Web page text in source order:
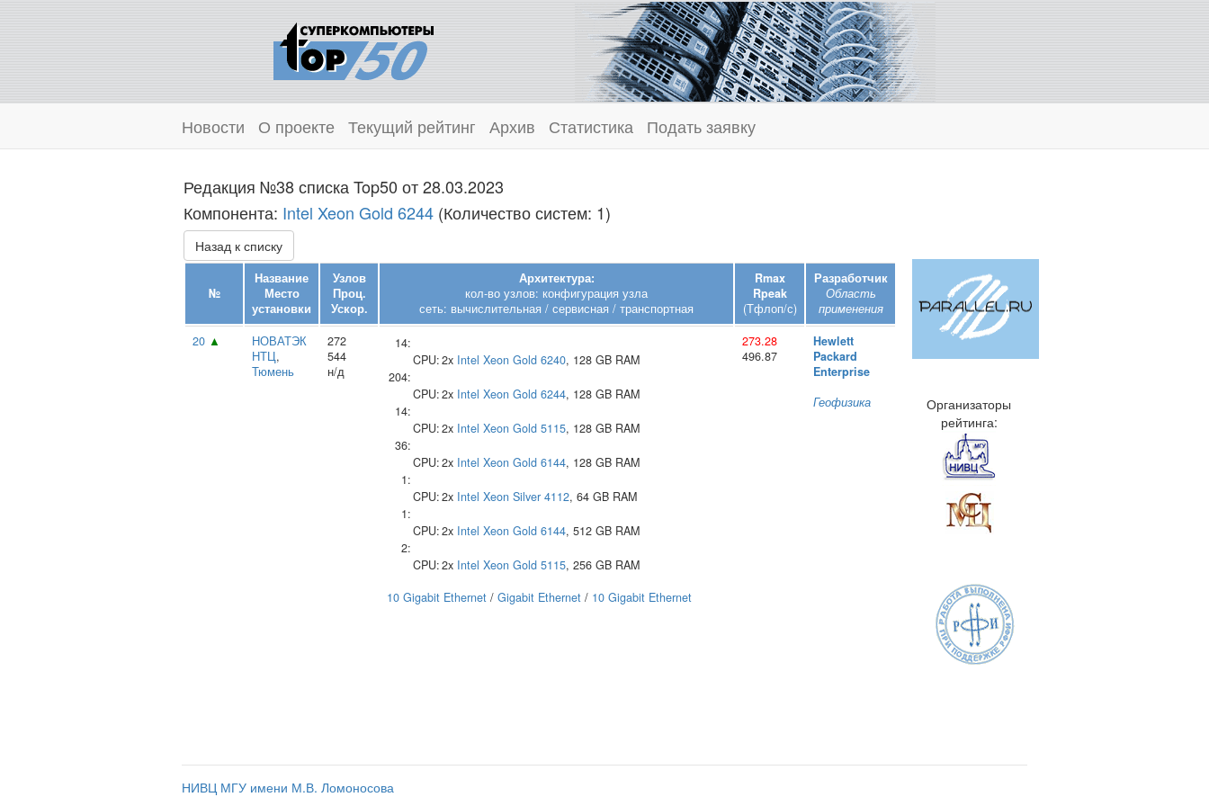
Новости О проекте Текущий рейтинг Архив Статистика Подать заявку
Редакция №38 списка Top50 от 28.03.2023
Компонента: Intel Xeon Gold 6244 (Количество систем: 1)
Назад к списку
№
Название
Место
установки
Узлов
Проц.
Ускор.
Архитектура:
кол-во узлов: конфигурация узла
сеть: вычислительная / сервисная / транспортная
Rmax
Rpeak
(Тфлоп/с)
Разработчик
Область
применения
20 ▲
НОВАТЭК
НТЦ,
Тюмень
272
544
н/д
14:
CPU:2x Intel Xeon Gold 6240, 128 GB RAM
204:
CPU:2x Intel Xeon Gold 6244, 128 GB RAM
14:
CPU:2x Intel Xeon Gold 5115, 128 GB RAM
36:
CPU:2x Intel Xeon Gold 6144, 128 GB RAM
1:
CPU:2x Intel Xeon Silver 4112, 64 GB RAM
1:
CPU:2x Intel Xeon Gold 6144, 512 GB RAM
2:
CPU:2x Intel Xeon Gold 5115, 256 GB RAM
10 Gigabit Ethernet / Gigabit Ethernet / 10 Gigabit Ethernet
273.28
496.87
Hewlett
Packard
Enterprise
Геофизика
Организаторы
рейтинга:
НИВЦ МГУ имени М.В. Ломоносова